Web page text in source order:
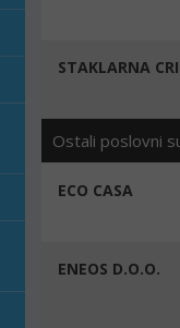
STAKLARNA
Ostali poslovni
ECO CASA
ENEOS D.O.O.